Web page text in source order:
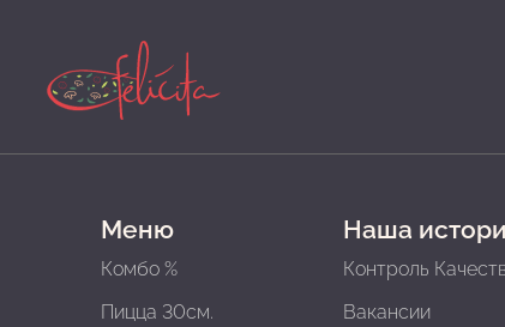
Меню
Комбо %
Пицца 30см.
Наша
Контроль
Вакансии